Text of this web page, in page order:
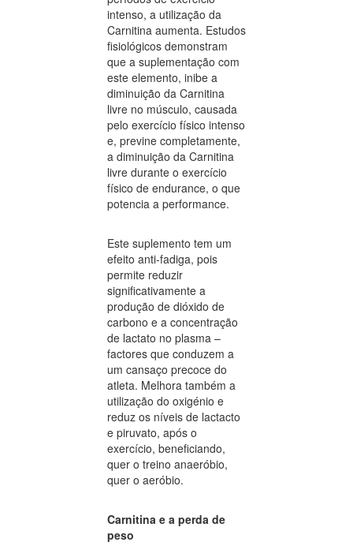
intenso, a utilização da
Carnitina aumenta. Estudos
fisiológicos demonstram
que a suplementação com
este elemento, inibe a
diminuição da Carnitina
livre no músculo, causada
pelo exercício físico intenso
e, previne completamente,
a diminuição da Carnitina
livre durante o exercício
físico de endurance, o que
potencia a performance.
Este suplemento tem um
efeito anti-fadiga, pois
permite reduzir
significativamente a
produção de dióxido de
carbono e a concentração
de lactato no plasma –
factores que conduzem a
um cansaço precoce do
atleta. Melhora também a
utilização do oxigénio e
reduz os níveis de lactacto
e piruvato, após o
exercício, beneficiando,
quer o treino anaeróbio,
quer o aeróbio.
Carnitina e a perda de
peso